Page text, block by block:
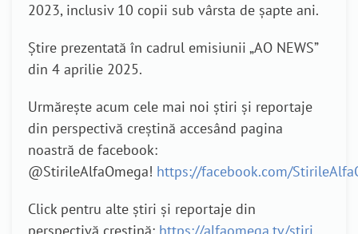
2023, inclusiv 10 copii sub vârsta de șapte ani.
Știre prezentată în cadrul emisiunii „AO NEWS”
din 4 aprilie 2025.
Urmărește acum cele mai noi știri și reportaje
din perspectivă creștină accesând pagina
noastră de facebook:
@StirileAlfaOmega! https://facebook.com/
Click pentru alte știri și reportaje din